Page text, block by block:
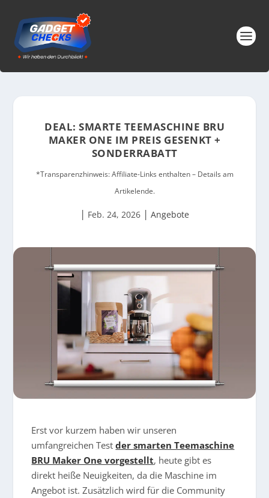
DEAL: SMARTE TEEMASCHINE BRU
MAKER ONE IM PREIS GESENKT +
SONDERRABATT
*Transparenzhinweis: Affiliate-Links enthalten – Details am
Artikelende.
| Feb. 24, 2026 | Angebote
Erst vor kurzem haben wir unseren
umfangreichen Testder smarten Teemaschine
BRU Maker One vorgestellt, heute gibt es
direkt heiße Neuigkeiten, da die Maschine im
Angebot ist. Zusätzlich wird für die Community